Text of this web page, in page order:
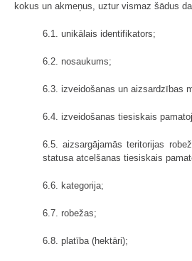
kokus un akmeņus, uztur vismaz šādus
6.1. unikālais identifikators;
6.2. nosaukums;
6.3. izveidošanas un aizsardzības
6.4. izveidošanas tiesiskais
6.5. aizsargājamās teritorijas
statusa atcelšanas tiesiskais
6.6. kategorija;
6.7. robežas;
6.8. platība (hektāri);